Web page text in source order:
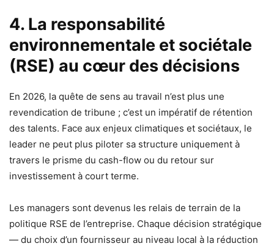
4. La responsabilité
environnementale et sociétale
(RSE) au cœur des décisions
En 2026, la quête de sens au travail n’est plus une
revendication de tribune ; c’est un impératif de rétention
des talents. Face aux enjeux climatiques et sociétaux, le
leader ne peut plus piloter sa structure uniquement à
travers le prisme du cash-flow ou du retour sur
investissement à court terme.
Les managers sont devenus les relais de terrain de la
politique RSE de l’entreprise. Chaque décision stratégique
— du choix d’un fournisseur au niveau local à la réduction